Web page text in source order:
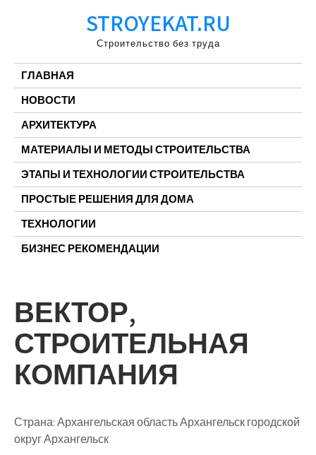
STROYEKAT.RU
Строительство без труда
ГЛАВНАЯ
НОВОСТИ
АРХИТЕКТУРА
МАТЕРИАЛЫ И МЕТОДЫ СТРОИТЕЛЬСТВА
ЭТАПЫ И ТЕХНОЛОГИИ СТРОИТЕЛЬСТВА
ПРОСТЫЕ РЕШЕНИЯ ДЛЯ ДОМА
ТЕХНОЛОГИИ
БИЗНЕС РЕКОМЕНДАЦИИ
ВЕКТОР,
СТРОИТЕЛЬНАЯ
КОМПАНИЯ
Страна: Архангельская область Архангельск городской
округ Архангельск